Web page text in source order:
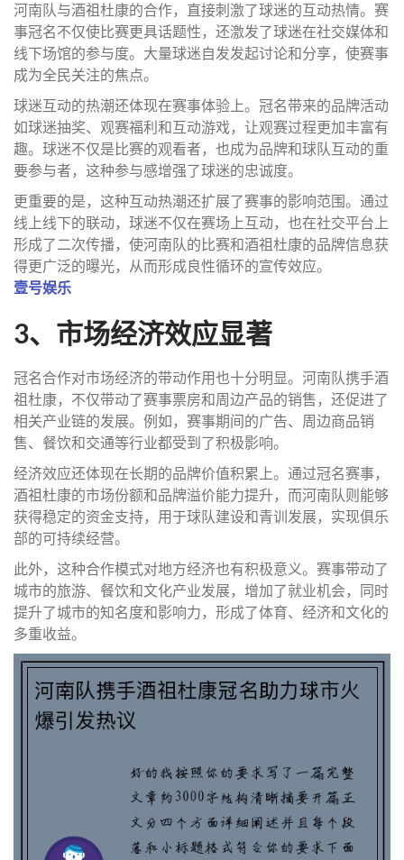
河南队与酒祖杜康的合作，直接刺激了球迷的互动热情。赛
事冠名不仅使比赛更具话题性，还激发了球迷在社交媒体和
线下场馆的参与度。大量球迷自发发起讨论和分享，使赛事
成为全民关注的焦点。
球迷互动的热潮还体现在赛事体验上。冠名带来的品牌活动
如球迷抽奖、观赛福利和互动游戏，让观赛过程更加丰富有
趣。球迷不仅是比赛的观看者，也成为品牌和球队互动的重
要参与者，这种参与感增强了球迷的忠诚度。
更重要的是，这种互动热潮还扩展了赛事的影响范围。通过
线上线下的联动，球迷不仅在赛场上互动，也在社交平台上
形成了二次传播，使河南队的比赛和酒祖杜康的品牌信息获
得更广泛的曝光，从而形成良性循环的宣传效应。
壹号娱乐
3、市场经济效应显著
冠名合作对市场经济的带动作用也十分明显。河南队携手酒
祖杜康，不仅带动了赛事票房和周边产品的销售，还促进了
相关产业链的发展。例如，赛事期间的广告、周边商品销
售、餐饮和交通等行业都受到了积极影响。
经济效应还体现在长期的品牌价值积累上。通过冠名赛事，
酒祖杜康的市场份额和品牌溢价能力提升，而河南队则能够
获得稳定的资金支持，用于球队建设和青训发展，实现俱乐
部的可持续经营。
此外，这种合作模式对地方经济也有积极意义。赛事带动了
城市的旅游、餐饮和文化产业发展，增加了就业机会，同时
提升了城市的知名度和影响力，形成了体育、经济和文化的
多重收益。